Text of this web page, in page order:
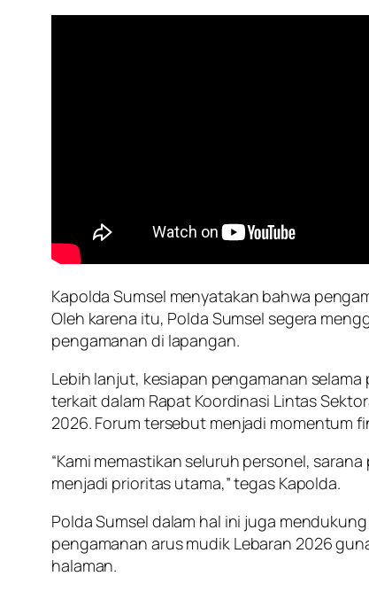
Kapolda Sumsel menyatakan bahwa
Oleh karena itu, Polda Sumsel segera
pengamanan di lapangan.
Lebih lanjut, kesiapan pengamanan
terkait dalam Rapat Koordinasi Lintas
2026. Forum tersebut menjadi momentum
“Kami memastikan seluruh personel,
menjadi prioritas utama,” tegas Kapolda.
Polda Sumsel dalam hal ini juga
pengamanan arus mudik Lebaran 2026
halaman.